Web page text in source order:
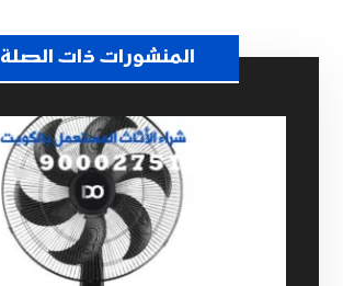
المنشورات ذات الصلة